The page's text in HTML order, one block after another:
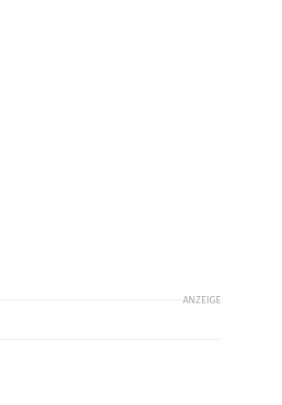
ANZEIGE